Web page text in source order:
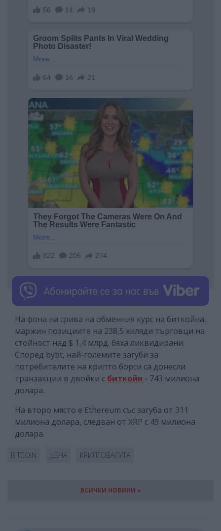
На фона на срива на обменния курс на биткойна,
маржин позициите на 238,5 хиляди търговци на
стойност над $ 1,4 млрд. бяха ликвидирани.
Според bybt, най-големите загуби за
потребителите на крипто борси са донесли
транзакции в двойки с биткойн - 743 милиона
долара.
На второ място е Ethereum със загуба от 311
милиона долара, следван от XRP с 49 милиона
долара.
BITCOIN ЦЕНА КРИПТОВАЛУТА
ВСИЧКИ НОВИНИ »